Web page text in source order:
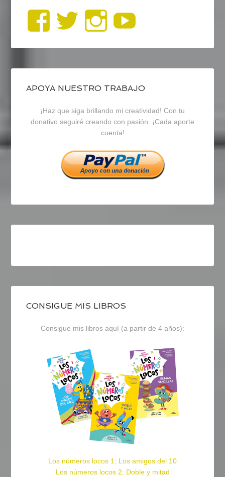
Ver
perfil
de
blogrecursosep
en
Facebook
Ver
perfil
de
recursosep
en
Twitter
Ver
perfil
de
recursosep
en
Instagram
APOYA NUESTRO TRABAJO
¡Haz que siga brillando mi creatividad! Con tu
donativo seguiré creando con pasión. ¡Cada aporte
cuenta!
CONSIGUE MIS LIBROS
Consigue mis libros aquí (a partir de 4 años):
Los números locos 1: Los amigos del 10
Los números locos 2: Doble y mitad